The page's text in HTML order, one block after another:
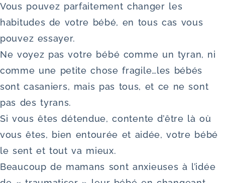
Vous pouvez parfaitement changer les
habitudes de votre bébé, en tous cas vous
pouvez essayer.
Ne voyez pas votre bébé comme un tyran, ni
comme une petite chose fragile…les bébés
sont casaniers, mais pas tous, et ce ne sont
pas des tyrans.
Si vous êtes détendue, contente d’être là où
vous êtes, bien entourée et aidée, votre bébé
le sent et tout va mieux.
Beaucoup de mamans sont anxieuses à l’idée